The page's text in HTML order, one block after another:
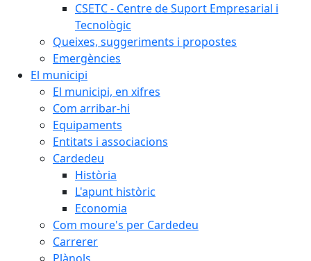
CSETC - Centre de Suport Empresarial i
Tecnològic
Queixes, suggeriments i propostes
Emergències
El municipi
El municipi, en xifres
Com arribar-hi
Equipaments
Entitats i associacions
Cardedeu
Història
L'apunt històric
Economia
Com moure's per Cardedeu
Carrerer